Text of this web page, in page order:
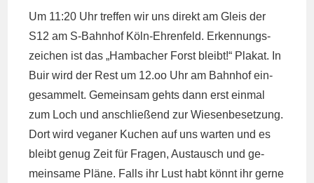
Um 11:20 Uhr tref­fen wir uns di­rekt am Gleis der
S12 am S-​Bahn­hof Köln-​Eh­ren­feld. Er­ken­nungs­
zei­chen ist das „Ham­ba­cher Forst bleibt!“ Pla­kat. In
Buir wird der Rest um 12.​oo Uhr am Bahn­hof ein­
ge­sam­melt. Ge­mein­sam gehts dann erst ein­mal
zum Loch und an­schlie­ßend zur Wie­sen­be­set­zung.
Dort wird vega­ner Ku­chen auf uns war­ten und es
bleibt genug Zeit für Fra­gen, Aus­tausch und ge­
mein­sa­me Pläne. Falls ihr Lust habt könnt ihr gerne